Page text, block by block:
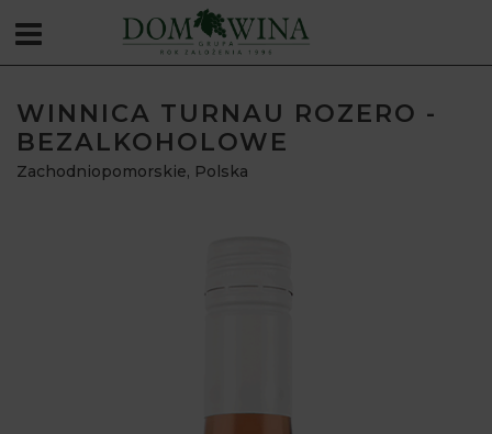
WINNICA TURNAU ROZERO -
BEZALKOHOLOWE
Zachodniopomorskie, Polska